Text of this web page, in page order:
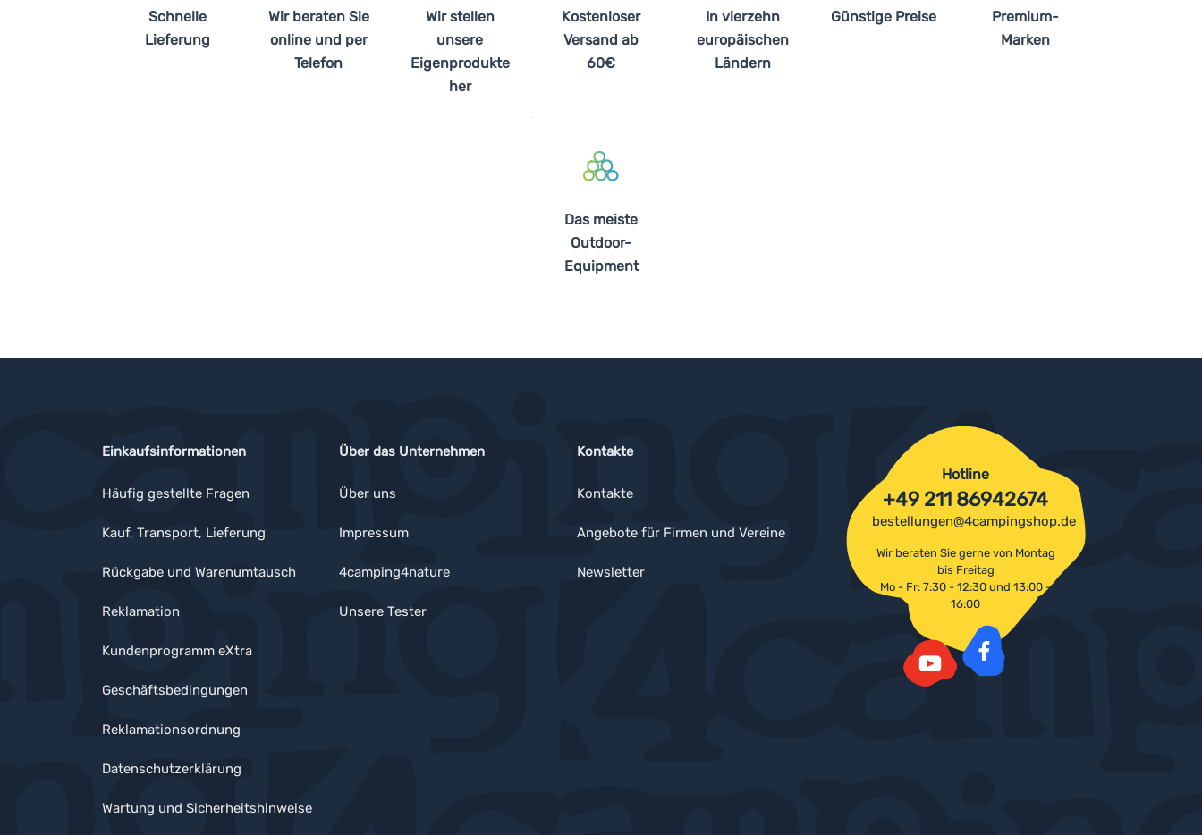
Schnelle
Lieferung
Wir beraten Sie
online und per
Telefon
Wir stellen
unsere
Eigenprodukte
her
Kostenloser
Versand ab
60€
In vierzehn
europäischen
Ländern
Günstige Preise
Premium-
Marken
Das meiste
Outdoor-
Equipment
Einkaufsinformationen
Häufig gestellte Fragen
Kauf, Transport, Lieferung
Rückgabe und Warenumtausch
Reklamation
Kundenprogramm eXtra
Geschäftsbedingungen
Reklamationsordnung
Datenschutzerklärung
Wartung und Sicherheitshinweise
Über das Unternehmen
Über uns
Impressum
4camping4nature
Unsere Tester
Kontakte
Kontakte
Angebote für Firmen und Vereine
Newsletter
Hotline
+49 211 86942674
bestellungen@4campingshop.de
Wir beraten Sie gerne von Montag
bis Freitag
Mo - Fr: 7:30 - 12:30 und 13:00 -
16:00